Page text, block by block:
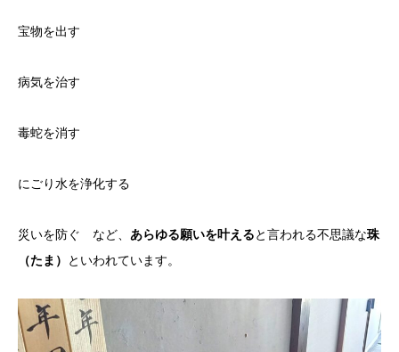
宝物を出す
病気を治す
毒蛇を消す
にごり水を浄化する
災いを防ぐ など、 あらゆる願いを叶えると言われる不思議な珠
（たま）
といわれています。